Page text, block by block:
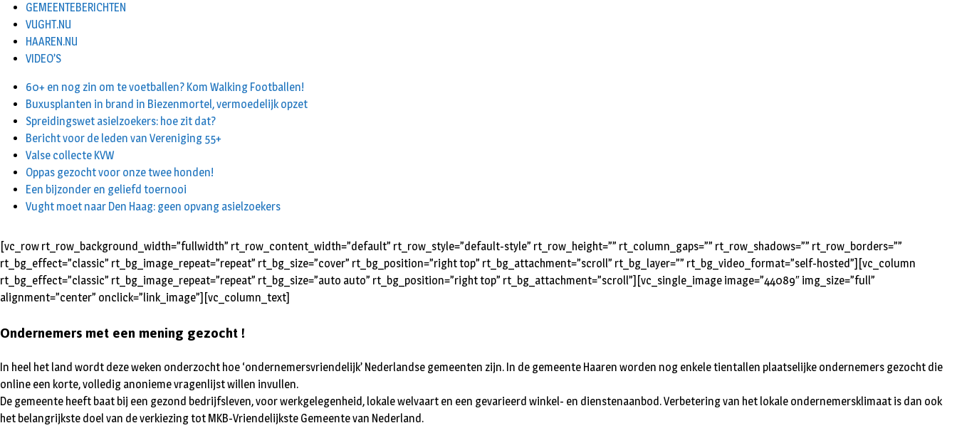
GEMEENTEBERICHTEN
VUGHT.NU
HAAREN.NU
VIDEO’S
60+ en nog zin om te voetballen? Kom Walking Footballen!
Buxusplanten in brand in Biezenmortel, vermoedelijk opzet
Spreidingswet asielzoekers: hoe zit dat?
Bericht voor de leden van Vereniging 55+
Valse collecte KVW
Oppas gezocht voor onze twee honden!
Een bijzonder en geliefd toernooi
Vught moet naar Den Haag: geen opvang asielzoekers
[vc_row rt_row_background_width=”fullwidth” rt_row_content_width=”default” rt_row_style=”default-style” rt_row_height=”” rt_column_gaps=”” rt_row_shadows=”” rt_row_borders=””
rt_bg_effect=”classic” rt_bg_image_repeat=”repeat” rt_bg_size=”cover” rt_bg_position=”right top” rt_bg_attachment=”scroll” rt_bg_layer=”” rt_bg_video_format=”self-hosted”][vc_column
rt_bg_effect=”classic” rt_bg_image_repeat=”repeat” rt_bg_size=”auto auto” rt_bg_position=”right top” rt_bg_attachment=”scroll”][vc_single_image image=”44089″ img_size=”full”
alignment=”center” onclick=”link_image”][vc_column_text]
Ondernemers met een mening gezocht !
In heel het land wordt deze weken onderzocht hoe ‘ondernemersvriendelijk’ Nederlandse gemeenten zijn. In de gemeente Haaren worden nog enkele tientallen plaatselijke ondernemers gezocht die
online een korte, volledig anonieme vragenlijst willen invullen.
De gemeente heeft baat bij een gezond bedrijfsleven, voor werkgelegenheid, lokale welvaart en een gevarieerd winkel- en dienstenaanbod. Verbetering van het lokale ondernemersklimaat is dan ook
het belangrijkste doel van de verkiezing tot MKB-Vriendelijkste Gemeente van Nederland.